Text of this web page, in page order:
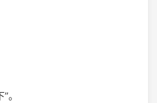
。